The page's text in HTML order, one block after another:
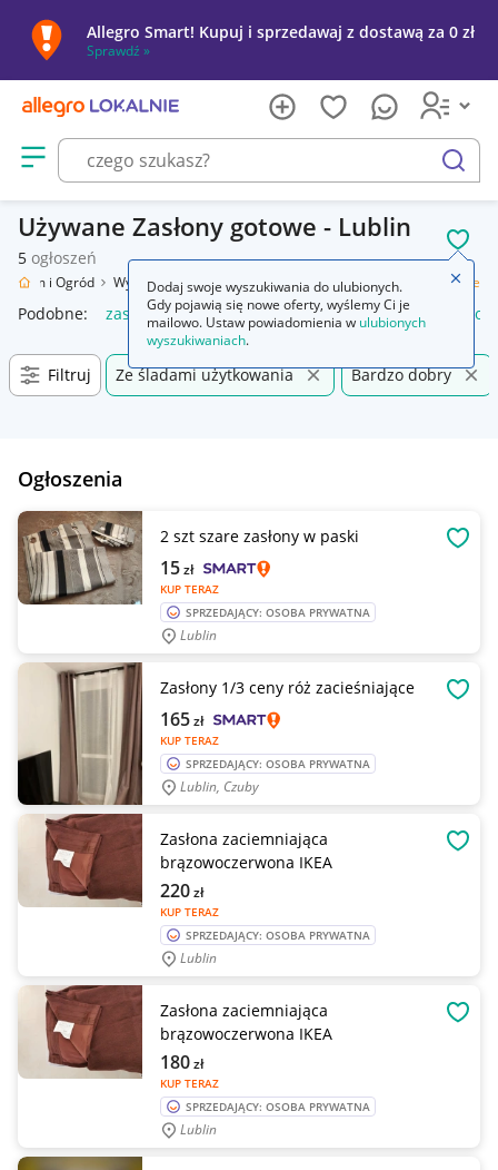
Allegro Smart! Kupuj i sprzedawaj z dostawą za 0 zł
Sprawdź »
Otwórz menu z kategoriami
szukaj
Używane Zasłony gotowe - Lublin
5 ogłoszeń
Dom i Ogród Wyposażenie Wystrój okien Zasłony Zasłony gotowe
Podobne: zasłony gotowe zasłony gotowe na taśmie
Filtruj Ze śladami użytkowania Bardzo dobry
Ogłoszenia
2 szt szare zasłony w paski
KUP TERAZ
15zł
SPRZEDAJĄCY: OSOBA PRYWATNA
Lublin
Zasłony 1/3 ceny róż zacieśniające
KUP TERAZ
165zł
SPRZEDAJĄCY: OSOBA PRYWATNA
Lublin, Czuby
Zasłona zaciemniająca
brązowoczerwona IKEA
KUP TERAZ
220zł
SPRZEDAJĄCY: OSOBA PRYWATNA
Lublin
Zasłona zaciemniająca
brązowoczerwona IKEA
KUP TERAZ
180zł
SPRZEDAJĄCY: OSOBA PRYWATNA
Lublin
Dodaj swoje wyszukiwania do ulubionych.
Gdy pojawią się nowe oferty, wyślemy Ci je
mailowo. Ustaw powiadomienia w ulubionych
wyszukiwaniach.